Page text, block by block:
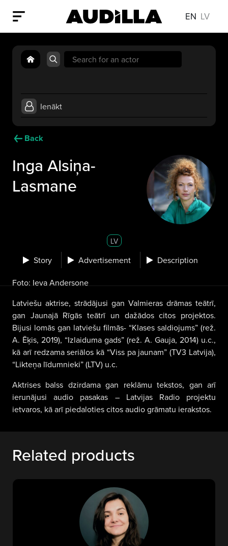
EN LV
Search
for:
Ienākt
Back
Inga Alsiņa-
Lasmane
LV
Story Advertisement Description
Foto: Ieva Andersone
Latviešu aktrise, strādājusi gan Valmieras drāmas teātrī,
gan Jaunajā Rīgās teātrī un dažādos citos projektos.
Bijusi lomās gan latviešu filmās- “Klases saldiojums” (rež.
A. Ēķis, 2019), “Izlaiduma gads” (rež. A. Gauja, 2014) u.c.,
kā arī redzama seriālos kā “Viss pa jaunam” (TV3 Latvija),
“Likteņa līdumnieki” (LTV) u.c.
Aktrises balss dzirdama gan reklāmu tekstos, gan arī
ierunājusi audio pasakas – Latvijas Radio projektu
ietvaros, kā arī piedaloties citos audio grāmatu ierakstos.
Related products